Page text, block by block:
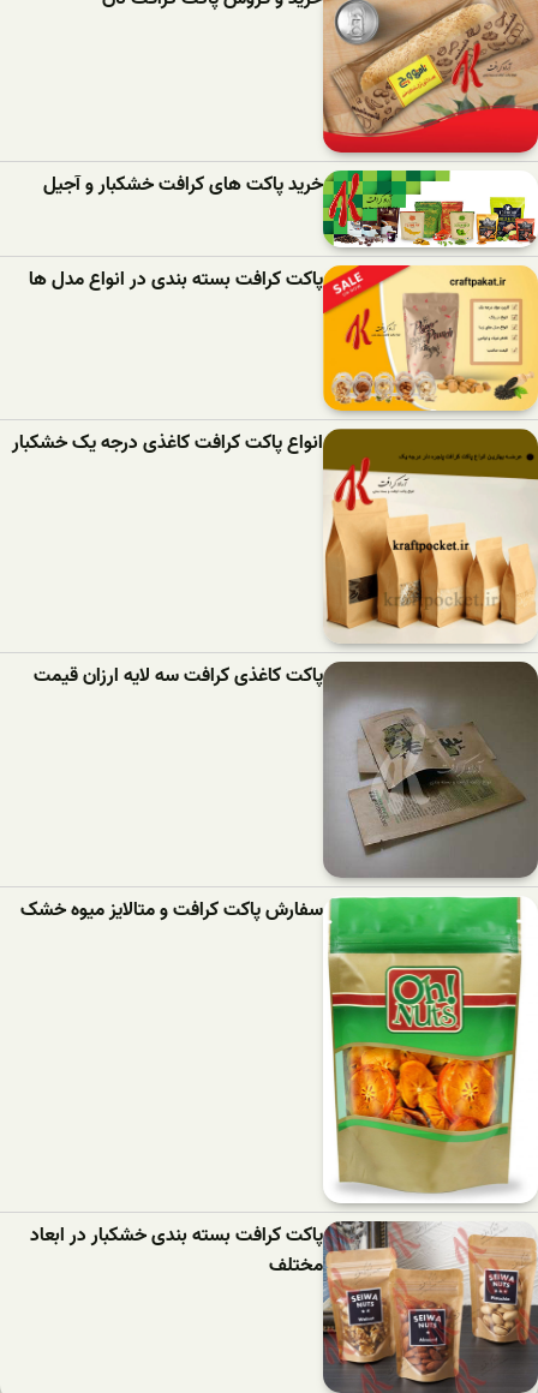
خرید پاکت های کرافت خشکبار و آجیل
پاکت کرافت بسته بندی در انواع مدل ها
انواع پاکت کرافت کاغذی درجه یک خشکبار
پاکت کاغذی کرافت سه لایه ارزان قیمت
سفارش پاکت کرافت و متالایز میوه خشک
پاکت کرافت بسته بندی خشکبار در ابعاد
مختلف